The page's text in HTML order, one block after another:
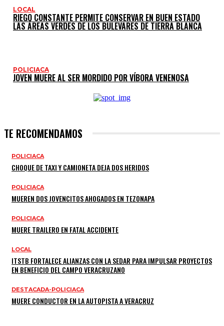
LOCAL
RIEGO CONSTANTE PERMITE CONSERVAR EN BUEN ESTADO
LAS ÁREAS VERDES DE LOS BULEVARES DE TIERRA BLANCA
POLICIACA
JOVEN MUERE AL SER MORDIDO POR VÍBORA VENENOSA
TE RECOMENDAMOS
POLICIACA
CHOQUE DE TAXI Y CAMIONETA DEJA DOS HERIDOS
POLICIACA
MUEREN DOS JOVENCITOS AHOGADOS EN TEZONAPA
POLICIACA
MUERE TRAILERO EN FATAL ACCIDENTE
LOCAL
ITSTB FORTALECE ALIANZAS CON LA SEDAR PARA IMPULSAR PROYECTOS
EN BENEFICIO DEL CAMPO VERACRUZANO
DESTACADA-POLICIACA
MUERE CONDUCTOR EN LA AUTOPISTA A VERACRUZ